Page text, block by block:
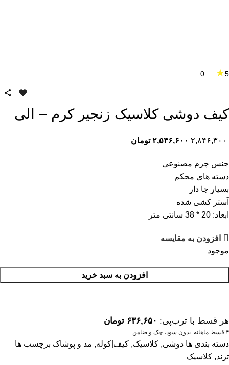
5
★
کیف دوشی کلاسیک زنجیر کرم – الی
۲,۸۴۶,۳۰۰ ۲,۵۴۶,۶۰۰ تومان
جنس چرم مصنوعی
دسته های محکم
بسیار جا دار
آستر کشی شده
ابعاد: 20 * 38 سانتی متر
افزودن به مقایسه
موجود
افزودن به سبد خرید
هر قسط با ترب‌پی: ۶۳۶,۶۵۰ تومان
۴ قسط ماهانه. بدون سود، چک و ضامن.
دسته بندی ها دوشی, کلاسیک, کیف|کوله, مد و پوشاک برچسب ها
ترند, کلاسیک